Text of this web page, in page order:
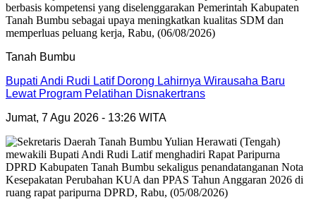
Tanah Bumbu
Bupati Andi Rudi Latif Dorong Lahirnya Wirausaha Baru
Lewat Program Pelatihan Disnakertrans
Jumat, 7 Agu 2026 - 13:26 WITA